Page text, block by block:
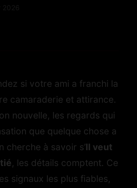
si votre ami a franchi la
camaraderie et attirance.
nouvelle, les regards qui
que quelque chose a
cherche à savoir s’Il veut
, les détails comptent. Ce
signaux les plus fiables,